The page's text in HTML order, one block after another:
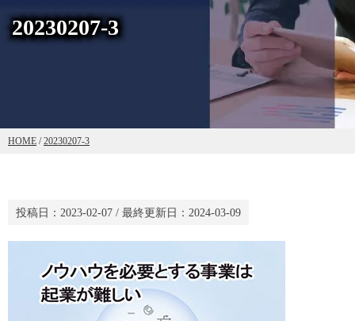
20230207-3
HOME /20230207-3
投稿日： 2023-02-07 / 最終更新日： 2024-03-09